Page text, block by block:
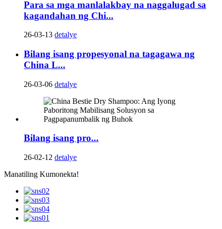
Para sa mga manlalakbay na naggalugad sa
kagandahan ng Chi...
26-03-13 detalye
Bilang isang propesyonal na tagagawa ng
China L...
26-03-06 detalye
Bilang isang pro...
26-02-12 detalye
Manatiling Kumonekta!